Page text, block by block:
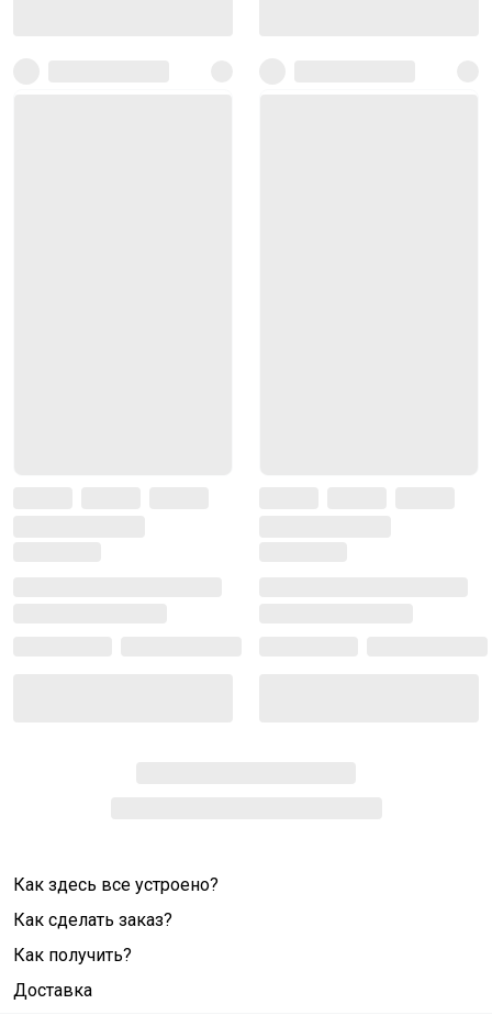
Как здесь все устроено?
Как сделать заказ?
Как получить?
Доставка